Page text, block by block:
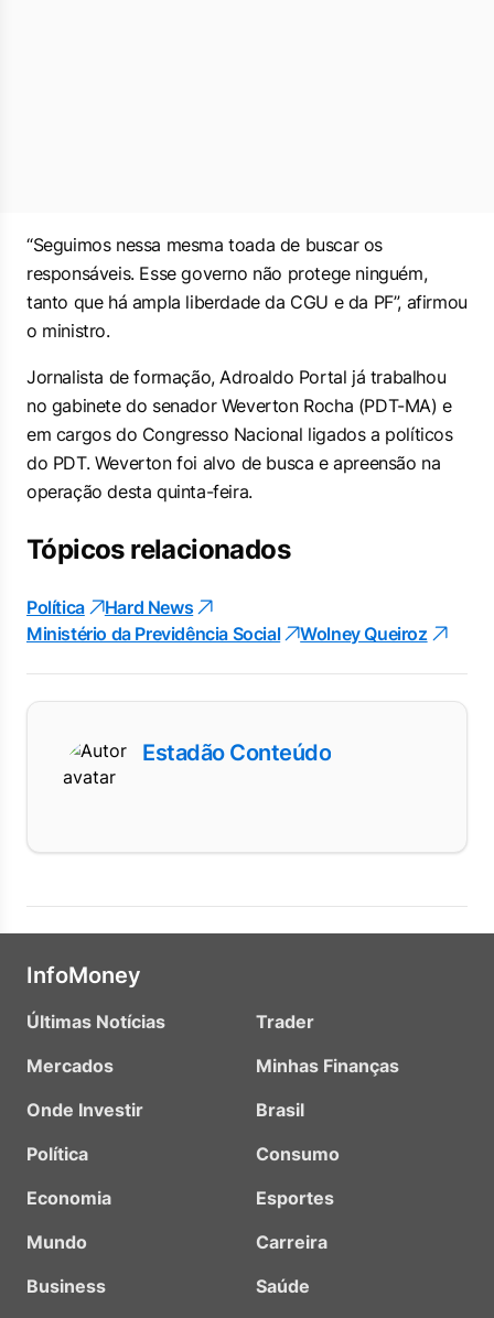
“Seguimos nessa mesma toada de buscar os
responsáveis. Esse governo não protege ninguém,
tanto que há ampla liberdade da CGU e da PF”, afirmou
o ministro.
Jornalista de formação, Adroaldo Portal já trabalhou
no gabinete do senador Weverton Rocha (PDT-MA) e
em cargos do Congresso Nacional ligados a políticos
do PDT. Weverton foi alvo de busca e apreensão na
operação desta quinta-feira.
Tópicos relacionados
Política
Hard News
Ministério da Previdência Social
Wolney Queiroz
Estadão Conteúdo
InfoMoney
Últimas Notícias
Mercados
Onde Investir
Política
Economia
Mundo
Business
Trader
Minhas Finanças
Brasil
Consumo
Esportes
Carreira
Saúde